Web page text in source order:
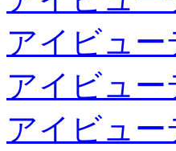
アイビュ
アイビュ
アイビュ